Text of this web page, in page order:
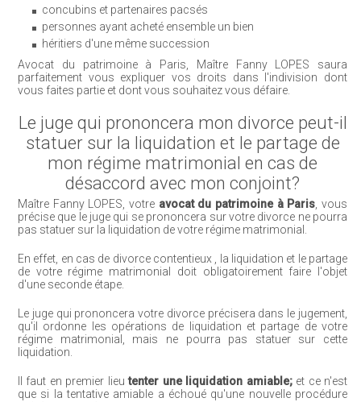
concubins et partenaires pacsés
personnes ayant acheté ensemble un bien
héritiers d'une même succession
Avocat du patrimoine à Paris, Maître Fanny LOPES saura
parfaitement vous expliquer vos droits dans l'indivision dont
vous faites partie et dont vous souhaitez vous défaire.
Le juge qui prononcera mon divorce peut-il
statuer sur la liquidation et le partage de
mon régime matrimonial en cas de
désaccord avec mon conjoint?
Maître Fanny LOPES, votre avocat du patrimoine à Paris , vous
précise que le juge qui se prononcera sur votre divorce ne pourra
pas statuer sur la liquidation de votre régime matrimonial.
En effet, en cas de divorce contentieux , la liquidation et le partage
de votre régime matrimonial doit obligatoirement faire l'objet
d'une seconde étape.
Le juge qui prononcera votre divorce précisera dans le jugement,
qu'il ordonne les opérations de liquidation et partage de votre
régime matrimonial, mais ne pourra pas statuer sur cette
liquidation.
Il faut en premier lieutenter une liquidation amiable;et ce n'est
que si la tentative amiable a échoué qu'une nouvelle procédure